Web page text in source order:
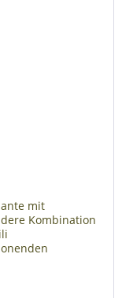
mit
Kombination